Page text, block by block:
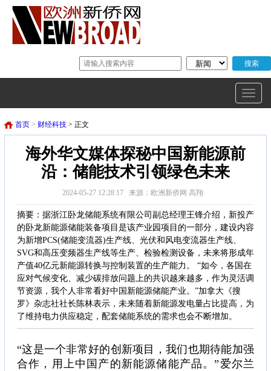
首页 > 财经科技 > 正文
海外华文媒体探秘中国新能源前
沿：储能技术引领绿色未来
2024-05-27 12:28:17 来源：欧洲新侨网 高翔
摘要：据浙江卧龙储能系统有限公司副总经理王锋介绍，新投产
的卧龙新能源储能装备项目是该产业园项目的一部分，建设内容
为新增PCS(储能变流器)生产线、光伏和风电变流器生产线、
SVG和高压变频器生产线等生产、检验检测设备，未来将形成年
产值40亿元新能源转换与控制装置的生产能力。 “如今，各国在
应对气候变化、减少碳排放问题上的共识越来越多，作为灵活调
节资源，我个人非常看好中国新能源储能产业。”加拿大《搜
罗》杂志社社长陈林表示，未来随着新能源发电量占比提高，为
了维持电力供应稳定，配套储能系统的需求也会不断增加。
“这是一个非常好的创新项目，我们也期待能加强
合作，用上中国产的新能源储能产品。”爱尔兰